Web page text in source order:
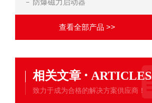
防爆磁力启动器
查看全部产品 >>
相关文章 · ARTICLES
致力于成为合格的解决方案供应商！